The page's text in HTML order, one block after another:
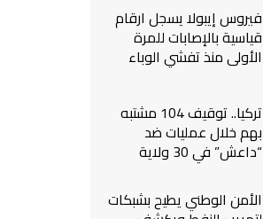
فيروس إيبولا يسجل ارقام
قياسية بالإصابات للمرة
الأولى منذ تفشي الوباء
تركيا.. توقيف 104 مشتبه
بهم خلال عمليات ضد
“داعش” في 30 ولاية
الأمن الوطني يطيح بشبكات